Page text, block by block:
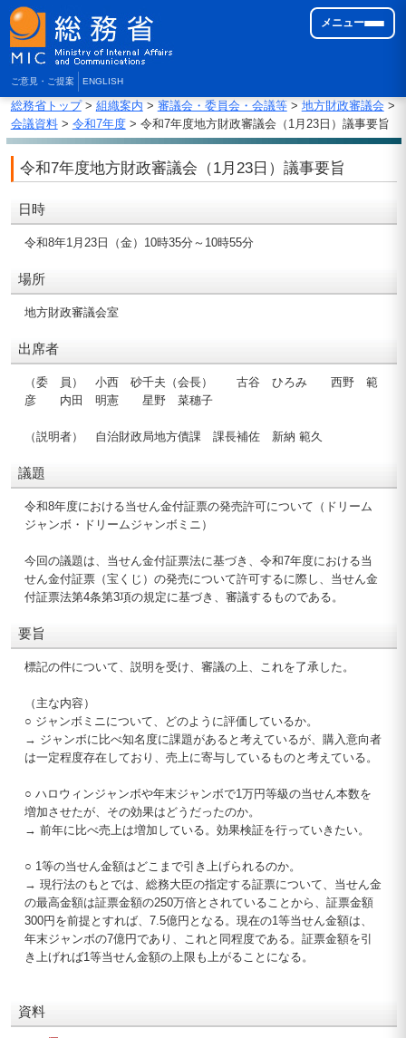
ご意見・ご提案 ENGLISH
メニュー
総務省トップ> 組織案内 > 審議会・委員会・会議等> 地方財政審議会 >
会議資料> 令和7年度> 令和7年度地方財政審議会（1月23日）議事要旨
令和7年度地方財政審議会（1月23日）議事要旨
日時
令和8年1月23日（金）10時35分～10時55分
場所
地方財政審議会室
出席者
（委 員） 小西 砂千夫（会長） 古谷 ひろみ 西野 範
彦 内田 明憲 星野 菜穗子
（説明者） 自治財政局地方債課 課長補佐 新納 範久
議題
令和8年度における当せん金付証票の発売許可について（ドリーム
ジャンボ・ドリームジャンボミニ）
今回の議題は、当せん金付証票法に基づき、令和7年度における当
せん金付証票（宝くじ）の発売について許可するに際し、当せん金
付証票法第4条第3項の規定に基づき、審議するものである。
要旨
標記の件について、説明を受け、審議の上、これを了承した。
（主な内容）
○ ジャンボミニについて、どのように評価しているか。
→ ジャンボに比べ知名度に課題があると考えているが、購入意向者
は一定程度存在しており、売上に寄与しているものと考えている。
○ ハロウィンジャンボや年末ジャンボで1万円等級の当せん本数を
増加させたが、その効果はどうだったのか。
→ 前年に比べ売上は増加している。効果検証を行っていきたい。
○ 1等の当せん金額はどこまで引き上げられるのか。
→ 現行法のもとでは、総務大臣の指定する証票について、当せん金
の最高金額は証票金額の250万倍とされていることから、証票金額
300円を前提とすれば、7.5億円となる。現在の1等当せん金額は、
年末ジャンボの7億円であり、これと同程度である。証票金額を引
き上げれば1等当せん金額の上限も上がることになる。
資料